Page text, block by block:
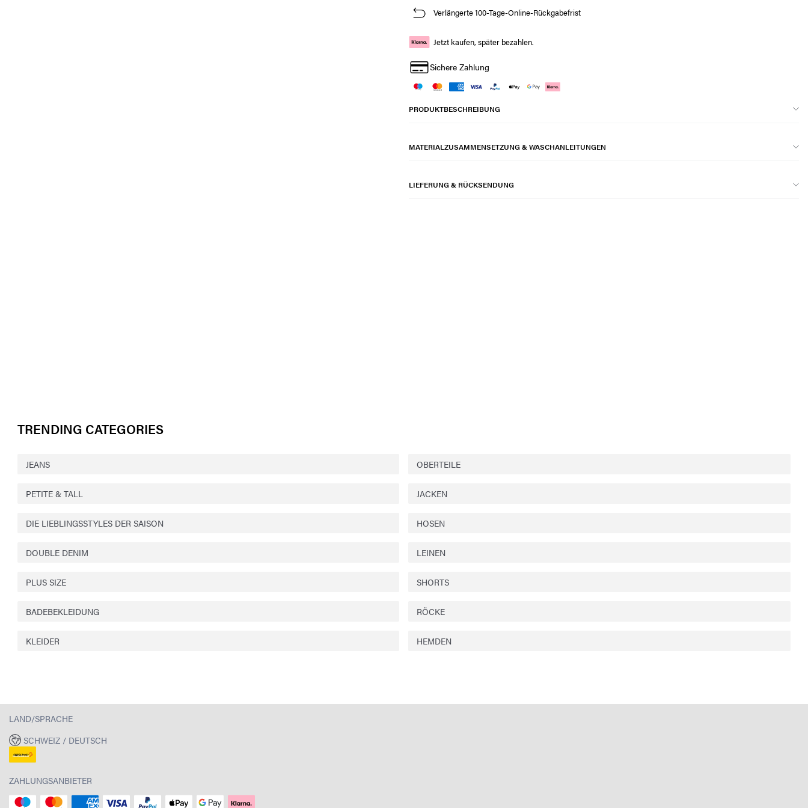
Verlängerte 100-Tage-Online-Rückgabefrist
Jetzt kaufen, später bezahlen.
Sichere Zahlung
PRODUKTBESCHREIBUNG
MATERIALZUSAMMENSETZUNG & WASCHANLEITUNGEN
LIEFERUNG & RÜCKSENDUNG
TRENDING CATEGORIES
JEANS OBERTEILE
PETITE & TALL JACKEN
DIE LIEBLINGSSTYLES DER SAISON HOSEN
DOUBLE DENIM LEINEN
PLUS SIZE SHORTS
BADEBEKLEIDUNG RÖCKE
KLEIDER HEMDEN
LAND/SPRACHE
SCHWEIZ / DEUTSCH
ZAHLUNGSANBIETER